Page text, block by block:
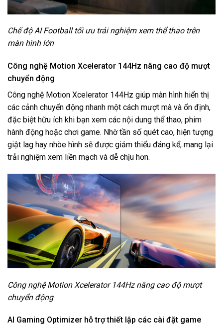
Chế độ AI Football tối ưu trải nghiệm xem thể thao trên
màn hình lớn
Công nghệ Motion Xcelerator 144Hz nâng cao độ mượt
chuyển động
Công nghệ Motion Xcelerator 144Hz giúp màn hình hiển thị
các cảnh chuyển động nhanh một cách mượt mà và ổn định,
đặc biệt hữu ích khi bạn xem các nội dung thể thao, phim
hành động hoặc chơi game. Nhờ tần số quét cao, hiện tượng
giật lag hay nhòe hình sẽ được giảm thiểu đáng kể, mang lại
trải nghiệm xem liền mạch và dễ chịu hơn.
Công nghệ Motion Xcelerator 144Hz nâng cao độ mượt
chuyển động
AI Gaming Optimizer hỗ trợ thiết lập các cài đặt game